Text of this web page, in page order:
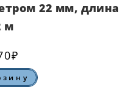
22 мм, длина
м
₽